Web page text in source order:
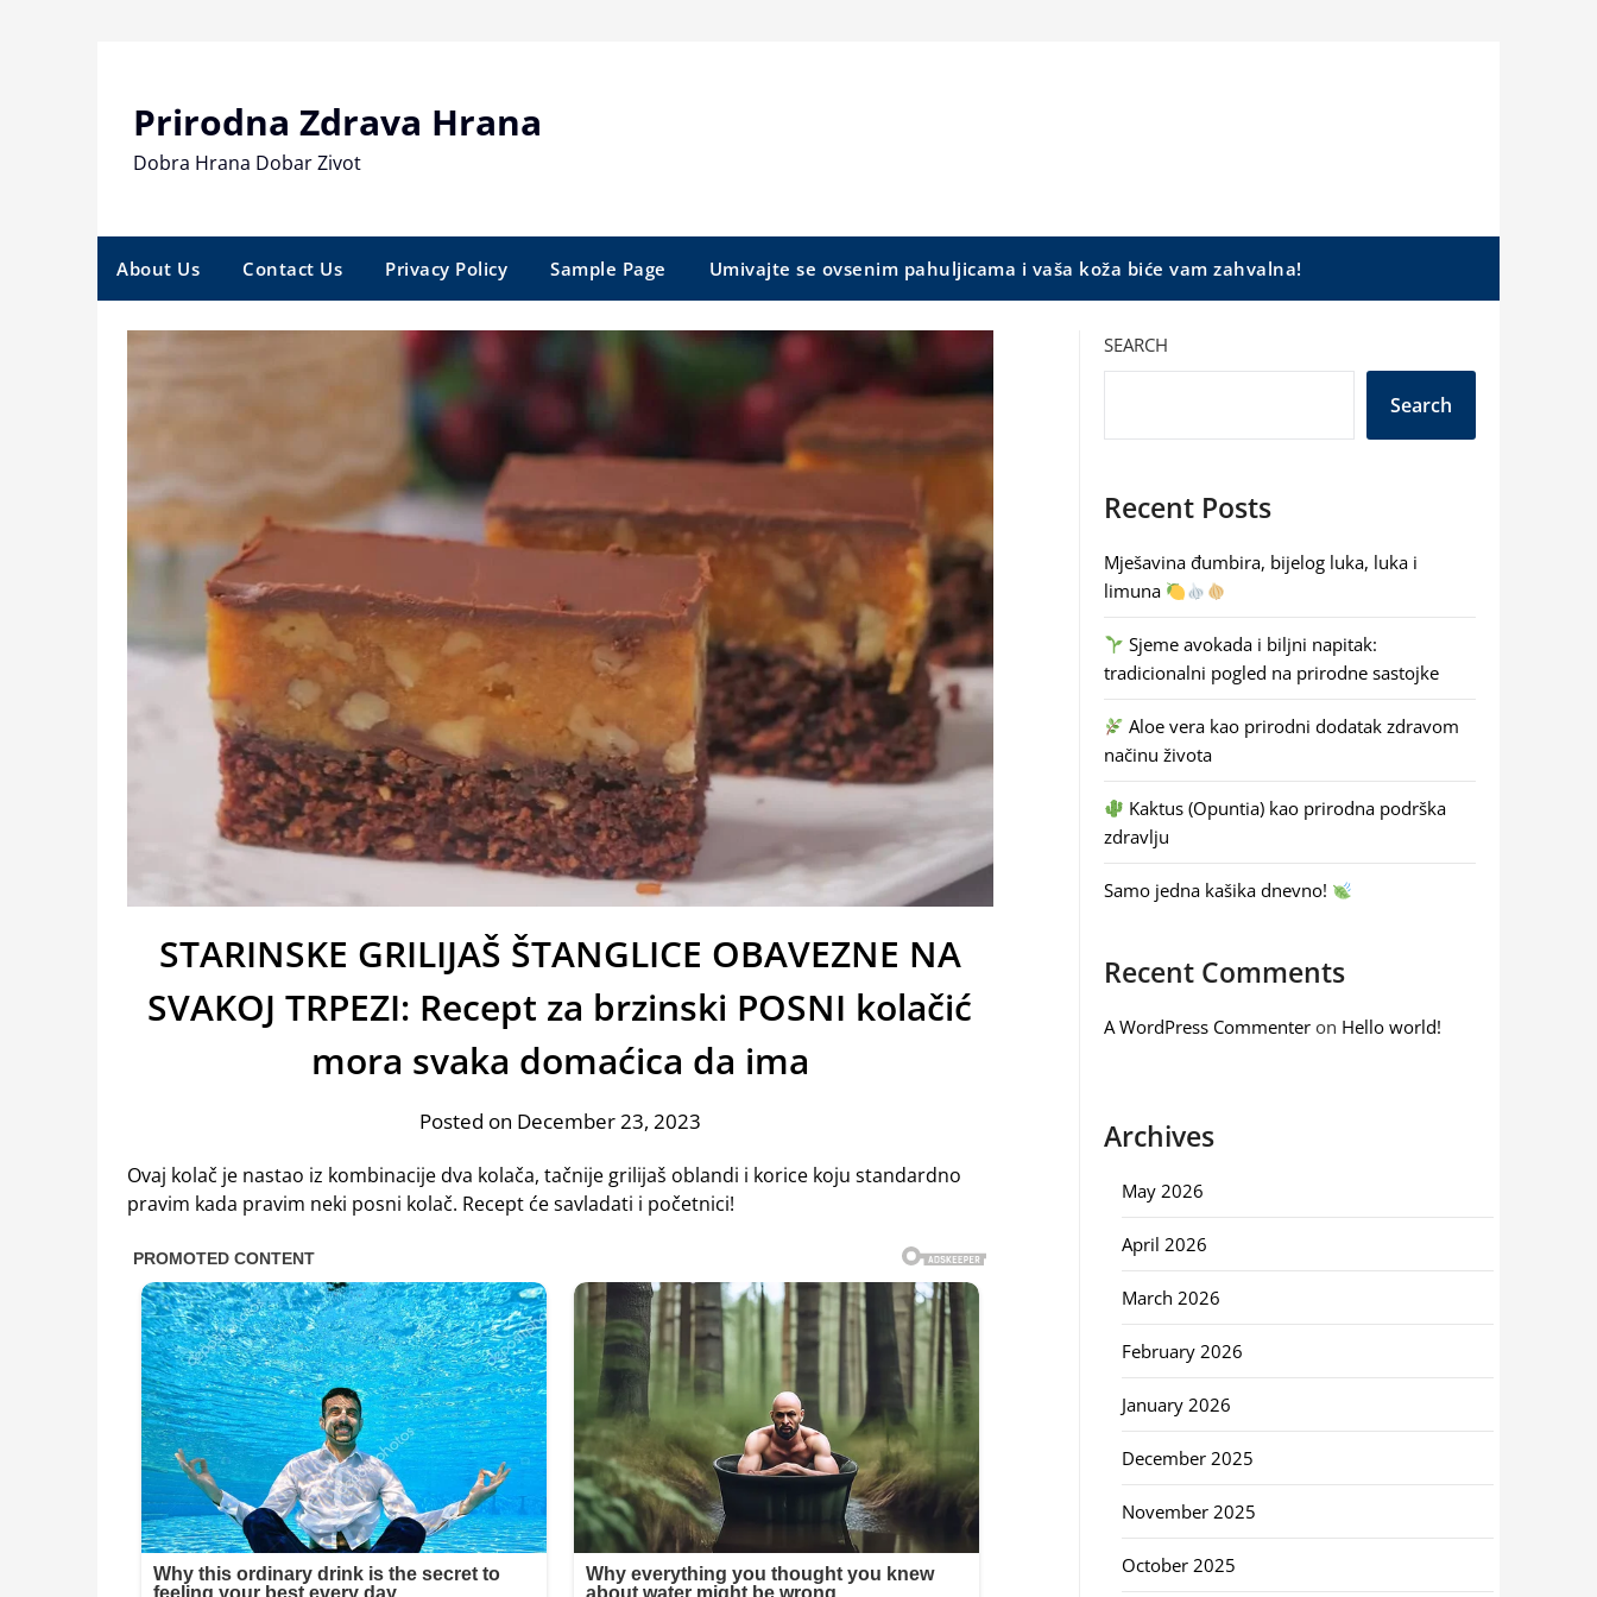
Prirodna Zdrava Hrana
Dobra Hrana Dobar Zivot
About Us Contact Us Privacy Policy Sample Page Umivajte se ovsenim pahuljicama i vaša koža biće vam zahvalna!
STARINSKE GRILIJAŠ ŠTANGLICE OBAVEZNE NA
SVAKOJ TRPEZI: Recept za brzinski POSNI kolačić
mora svaka domaćica da ima
Posted on December 23, 2023
Ovaj kolač je nastao iz kombinacije dva kolača, tačnije grilijaš oblandi i korice koju standardno
pravim kada pravim neki posni kolač. Recept će savladati i početnici!
SEARCH
Search
Recent Posts
Mješavina đumbira, bijelog luka, luka i
limuna
Sjeme avokada i biljni napitak:
tradicionalni pogled na prirodne sastojke
Aloe vera kao prirodni dodatak zdravom
načinu života
Kaktus (Opuntia) kao prirodna podrška
zdravlju
Samo jedna kašika dnevno!
Recent Comments
A WordPress Commenteron Hello world!
Archives
May 2026
April 2026
March 2026
February 2026
January 2026
December 2025
November 2025
October 2025